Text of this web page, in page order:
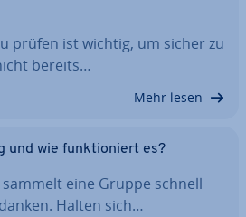
prüfen ist wichtig, um sicher zu
bereits…
Mehr lesen
und wie funk­tio­niert es?
eine Gruppe schnell
Halten sich…